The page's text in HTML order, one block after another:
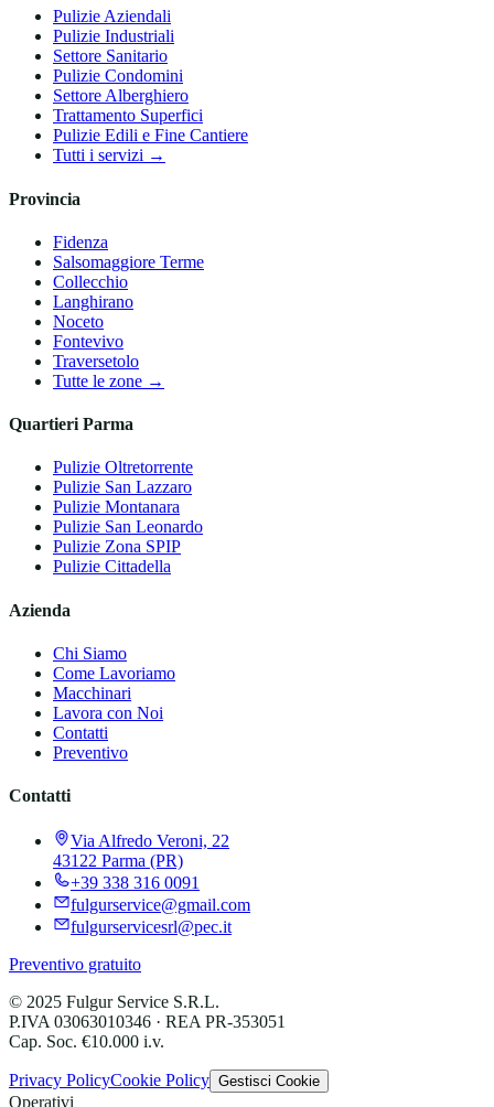
Pulizie Aziendali
Pulizie Industriali
Settore Sanitario
Pulizie Condomini
Settore Alberghiero
Trattamento Superfici
Pulizie Edili e Fine Cantiere
Tutti i servizi →
Provincia
Fidenza
Salsomaggiore Terme
Collecchio
Langhirano
Noceto
Fontevivo
Traversetolo
Tutte le zone →
Quartieri Parma
Pulizie Oltretorrente
Pulizie San Lazzaro
Pulizie Montanara
Pulizie San Leonardo
Pulizie Zona SPIP
Pulizie Cittadella
Azienda
Chi Siamo
Come Lavoriamo
Macchinari
Lavora con Noi
Contatti
Preventivo
Contatti
Via Alfredo Veroni, 22
43122 Parma (PR)
+39 338 316 0091
fulgurservice@gmail.com
fulgurservicesrl@pec.it
Preventivo gratuito
© 2025 Fulgur Service S.R.L.
P.IVA 03063010346 · REA PR-353051
Cap. Soc. €10.000 i.v.
Privacy PolicyCookie Policy Gestisci Cookie
Operativi